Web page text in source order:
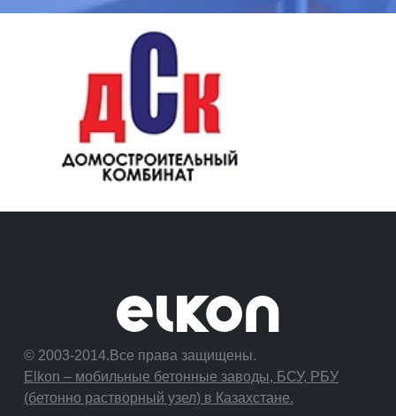
© 2003-2014.Все права защищены.
Elkon – мобильные бетонные заводы, БСУ, РБУ
(бетонно растворный узел) в Казахстане.